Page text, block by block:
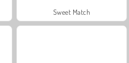
Sweet Match